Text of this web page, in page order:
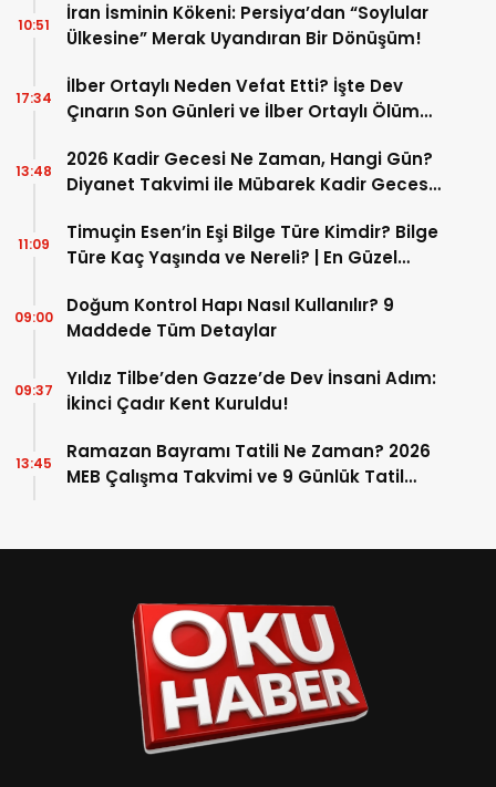
İran İsminin Kökeni: Persiya’dan “Soylular
Ülkesine” Merak Uyandıran Bir Dönüşüm!
10:51
İlber Ortaylı Neden Vefat Etti? İşte Dev
Çınarın Son Günleri ve İlber Ortaylı Ölüm
17:34
2026 Kadir Gecesi Ne Zaman, Hangi Gün?
Diyanet Takvimi ile Mübarek Kadir Gecesi
13:48
Timuçin Esen’in Eşi Bilge Türe Kimdir? Bilge
Türe Kaç Yaşında ve Nereli? | En Güzel
11:09
Doğum Kontrol Hapı Nasıl Kullanılır? 9
Maddede Tüm Detaylar
09:00
Yıldız Tilbe’den Gazze’de Dev İnsani Adım:
İkinci Çadır Kent Kuruldu!
09:37
Ramazan Bayramı Tatili Ne Zaman? 2026
MEB Çalışma Takvimi ve 9 Günlük Tatil
13:45